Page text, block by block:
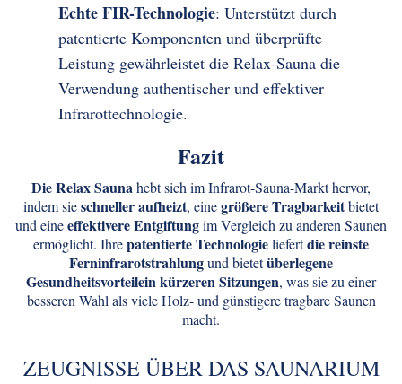
Echte FIR-Technologie: Unterstützt durch
patentierte Komponenten und überprüfte
Leistung gewährleistet die Relax-Sauna die
Verwendung authentischer und effektiver
Infrarottechnologie.
Fazit
Die Relax Saunahebt sich im Infrarot-Sauna-Markt hervor,
indem sieschneller aufheizt, einegrößere Tragbarkeitbietet
und eineeffektivere Entgiftungim Vergleich zu anderen Saunen
ermöglicht. Ihrepatentierte Technologieliefertdie reinste
Ferninfrarotstrahlungund bietetüberlegene
Gesundheitsvorteilein kürzeren Sitzungen, was sie zu einer
besseren Wahl als viele Holz- und günstigere tragbare Saunen
macht.
ZEUGNISSE ÜBER DAS SAUNARIUM